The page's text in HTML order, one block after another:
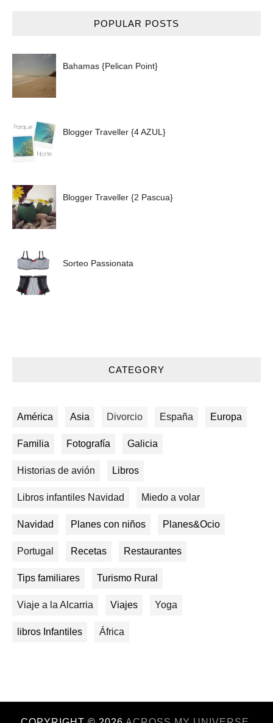
POPULAR POSTS
Bahamas {Pelican Point}
Blogger Traveller {4 AZUL}
Blogger Traveller {2 Pascua}
Sorteo Passionata
CATEGORY
América Asia Divorcio España Europa
Familia Fotografía Galicia
Historias de avión Libros
Libros infantiles Navidad Miedo a volar
Navidad Planes con niños Planes&Ocio
Portugal Recetas Restaurantes
Tips familiares Turismo Rural
Viaje a la Alcarria Viajes Yoga
libros Infantiles África